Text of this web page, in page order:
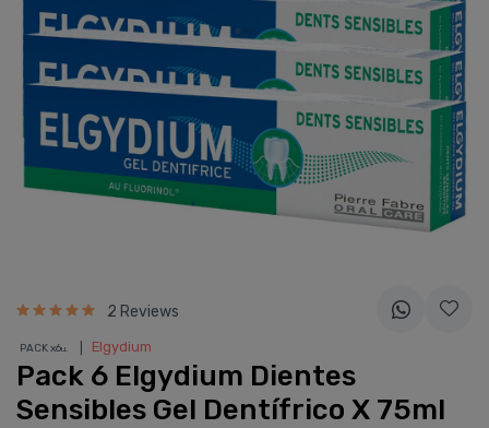
2 Reviews
PACK x6u. Elgydium
Pack 6 Elgydium Dientes
Sensibles Gel Dentí­frico X 75ml